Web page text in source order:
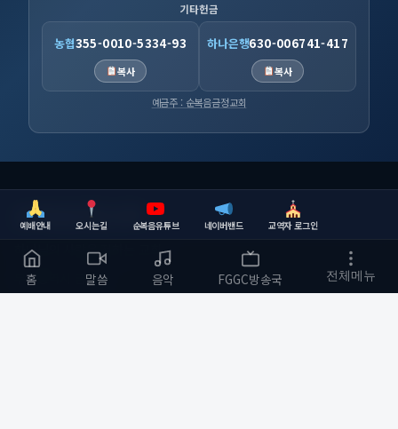
기타헌금
농협355-0010-5334-93
복사
하나은행630-006741-417
복사
예금주 : 순복음금정교회
순복음금정교회
하나님의 사랑을 전하는 교회
부산광역시 금정구
개발자 :bmfood@kakao.com
예배안내 오시는길 순복음유튜브 네이버밴드 교역자 로그인
홈 말씀 음악 FGGC방송국 전체메뉴